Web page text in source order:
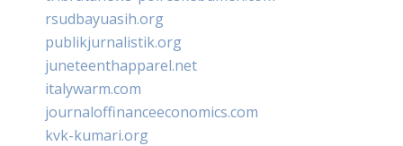
rsudbayuasih.org
publikjurnalistik.org
juneteenthapparel.net
italywarm.com
journaloffinanceeconomics.com
kvk-kumari.org